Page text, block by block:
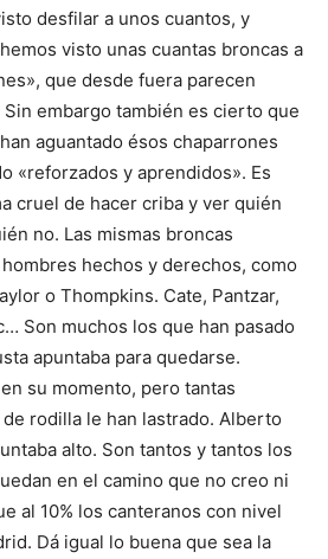
desfilar a unos cuantos, y
visto unas cuantas broncas a
que desde fuera parecen
Sin embargo también es cierto que
aguantado ésos chaparrones
«reforzados y aprendidos». Es
cruel de hacer criba y ver quién
no. Las mismas broncas
hechos y derechos, como
o Thompkins. Cate, Pantzar,
Son muchos los que han pasado
apuntaba para quedarse.
su momento, pero tantas
rodilla le han lastrado. Alberto
alto. Son tantos y tantos los
en el camino que no creo ni
al 10% los canteranos con nivel
Dá igual lo buena que sea la